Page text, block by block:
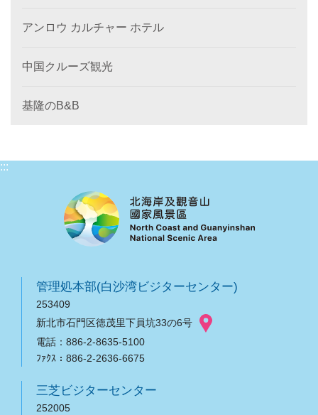
アンロウ カルチャー ホテル
中国クルーズ観光
基隆のB&B
:::
管理処本部(白沙湾ビジターセンター)
253409
新北市石門区徳茂里下員坑33の6号
電話：886-2-8635-5100
ﾌｧｸｽ：886-2-2636-6675
三芝ビジターセンター
252005